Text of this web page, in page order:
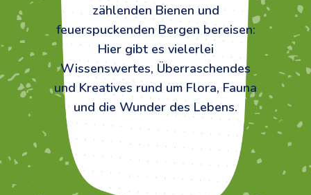
zählenden Bienen und
feuerspuckenden Bergen bereisen:
Hier gibt es vielerlei
Wissenswertes, Überraschendes
und Kreatives rund um Flora, Fauna
und die Wunder des Lebens.